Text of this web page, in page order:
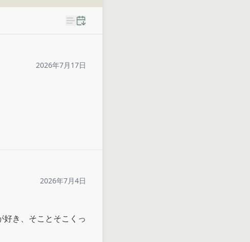
2026年7月17日
2026年7月4日
き、そことそこくっ